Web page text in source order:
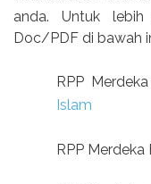
anda. Untuk
Doc/PDF di bawah
RPP
Islam
RPP Merdeka